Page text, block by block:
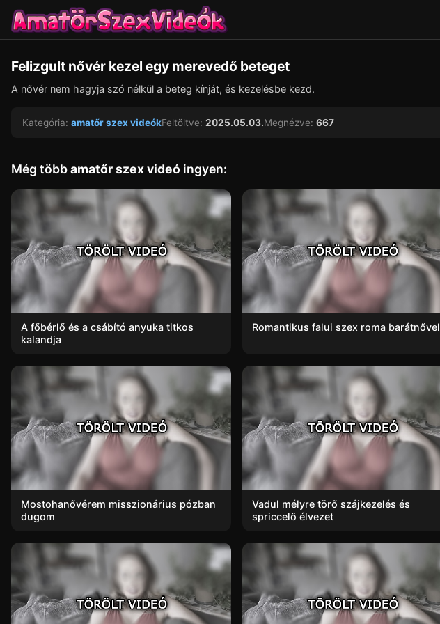
Felizgult nővér kezel egy merevedő beteget
A nővér nem hagyja szó nélkül a beteg kínját, és kezelésbe kezd.
Kategória: amatőr szex videókFeltöltve: 2025.05.03.Megnézve: 667
Még többamatőr szex videó ingyen:
A főbérlő és a csábító anyuka titkos
kalandja
Romantikus falui szex roma barátnővel
Mostohanővérem misszionárius pózban
dugom
Vadul mélyre törő szájkezelés és
spriccelő élvezet